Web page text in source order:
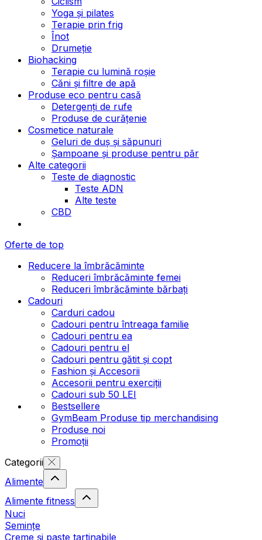
Yoga și pilates
Terapie prin frig
Înot
Drumeție
Biohacking
Terapie cu lumină roșie
Căni și filtre de apă
Produse eco pentru casă
Detergenți de rufe
Produse de curățenie
Cosmetice naturale
Geluri de duș și săpunuri
Șampoane și produse pentru păr
Alte categorii
Teste de diagnostic
Teste ADN
Alte teste
CBD
Oferte de top
Reducere la îmbrăcăminte
Reduceri îmbrăcăminte femei
Reduceri îmbrăcăminte bărbați
Cadouri
Carduri cadou
Cadouri pentru întreaga familie
Cadouri pentru ea
Cadouri pentru el
Cadouri pentru gătit și copt
Fashion și Accesorii
Accesorii pentru exerciții
Cadouri sub 50 LEI
Bestsellere
GymBeam Produse tip merchandising
Produse noi
Promoții
Categorii
Alimente
Alimente fitness
Nuci
Semințe
Creme și paste tartinabile